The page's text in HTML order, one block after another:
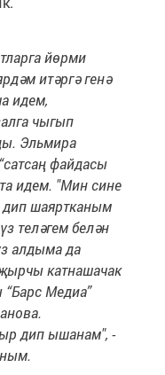
йөрми
итәргә генә
идем,
чыгып
Эльмира
файдасы
идем. "Мин сине
дип шаяртканым
теләгем белән
алдыма да
катнашачак
Медиа”
дип ышанам", -